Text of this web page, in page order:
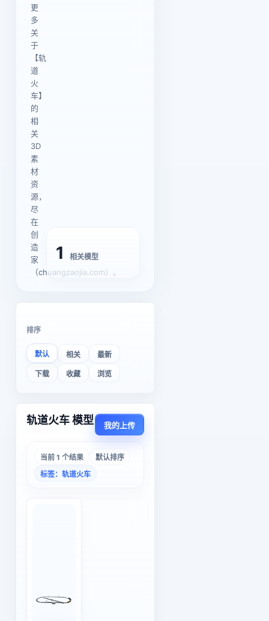
更
多
关
于
【轨
道
火
车】
的
相
关
3D
素
材
资
源，
尽
在
创
造
家
（chuangzaojia.com）。
1 相关模型
排序
默认 相关 最新
下载 收藏 浏览
轨道火车 模型 我的上传
当前 1 个结果
默认排序
标签：轨道火车